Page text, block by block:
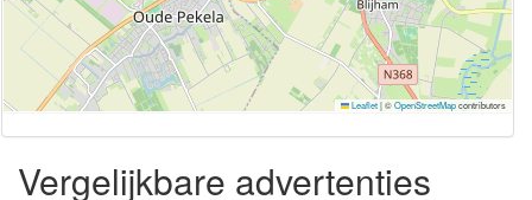
Leaflet|©OpenStreetMapcontributors
Vergelijkbare advertenties